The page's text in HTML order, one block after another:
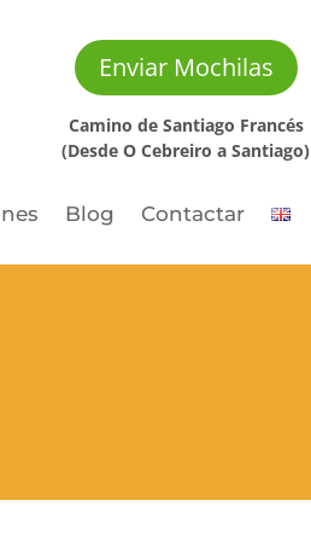
Enviar Mochilas
Camino de Santiago Francés
(Desde O Cebreiro a Santiago)
Blog Contactar